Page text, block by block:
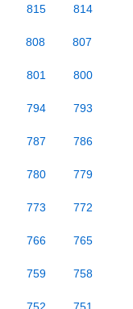
815 814
808 807
801 800
794 793
787 786
780 779
773 772
766 765
759 758